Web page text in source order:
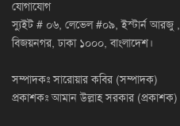
যোগাযোগ
স্যুইট # ০৬, লেভেল #০৯, ইস্টার্ন
বিজয়নগর, ঢাকা ১০০০, বাংলাদেশ।
সম্পাদকঃ সারোয়ার কবির (সম্পাদক)
প্রকাশকঃ আমান উল্লাহ সরকার (প্রকাশক)